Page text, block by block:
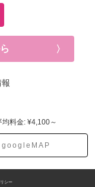
均料金: ¥4,100～
googleMAP
シー